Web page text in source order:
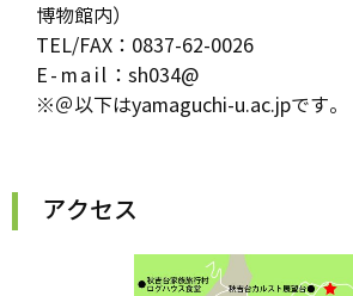
博物館内）
TEL/FAX：0837-62-0026
E-mail ：sh034@
※＠以下はyamaguchi-u.ac.jpです。
アクセス